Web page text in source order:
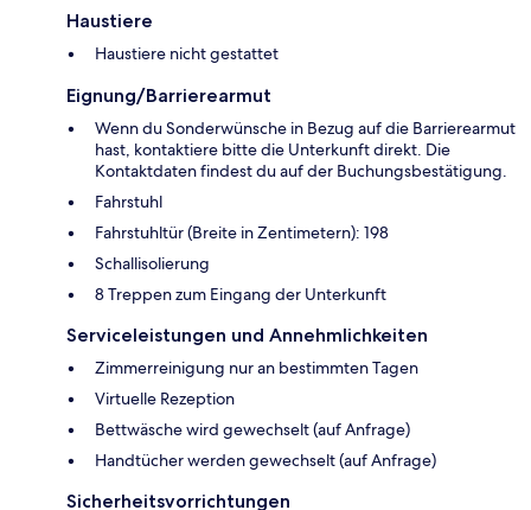
Haustiere
Haustiere nicht gestattet
Eignung/Barrierearmut
Wenn du Sonderwünsche in Bezug auf die Barrierearmut
hast, kontaktiere bitte die Unterkunft direkt. Die
Kontaktdaten findest du auf der Buchungsbestätigung.
Fahrstuhl
Fahrstuhltür (Breite in Zentimetern): 198
Schallisolierung
8 Treppen zum Eingang der Unterkunft
Serviceleistungen und Annehmlichkeiten
Zimmerreinigung nur an bestimmten Tagen
Virtuelle Rezeption
Bettwäsche wird gewechselt (auf Anfrage)
Handtücher werden gewechselt (auf Anfrage)
Sicherheitsvorrichtungen